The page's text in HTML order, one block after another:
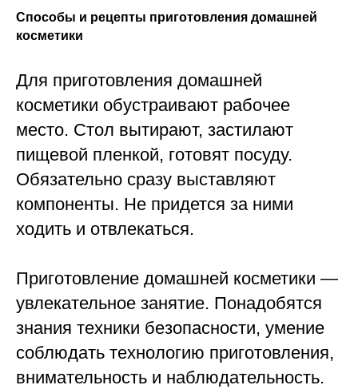
Способы и рецепты приготовления домашней
косметики
Для приготовления домашней
косметики обустраивают рабочее
место. Стол вытирают, застилают
пищевой пленкой, готовят посуду.
Обязательно сразу выставляют
компоненты. Не придется за ними
ходить и отвлекаться.
Приготовление домашней косметики —
увлекательное занятие. Понадобятся
знания техники безопасности, умение
соблюдать технологию приготовления,
внимательность и наблюдательность.